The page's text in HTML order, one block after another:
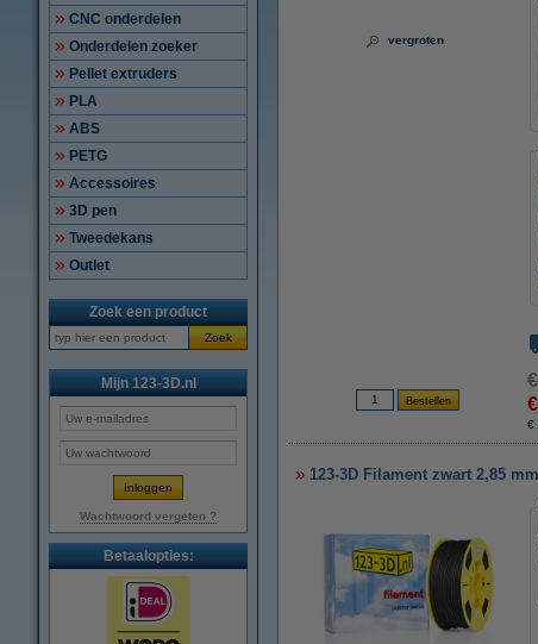
CNC onderdelen
Onderdelen zoeker
Pellet extruders
PLA
ABS
PETG
Accessoires
3D pen
Tweedekans
Outlet
Zoek een product
Zoek
Mijn 123-3D.nl
Wachtwoord vergeten ?
Betaalopties:
vergroten
€
123-3D Filament zwart 2,85